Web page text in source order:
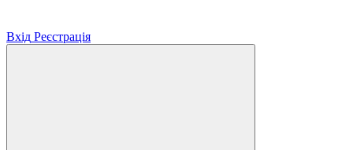
Вхід Реєстрація